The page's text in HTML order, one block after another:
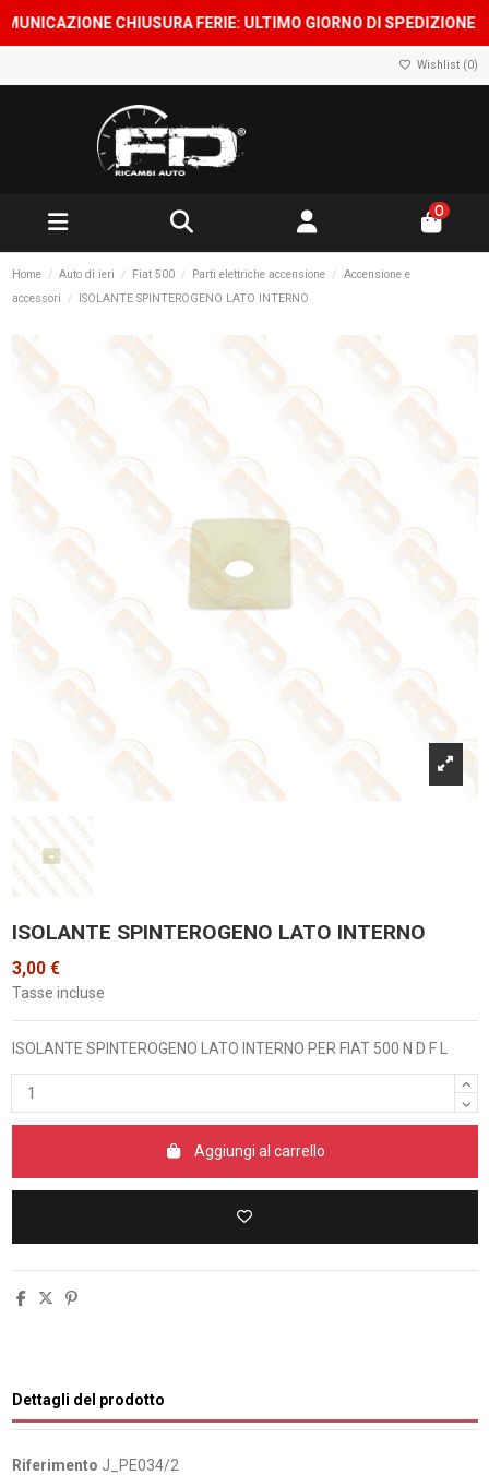
CHIUSURA FERIE: ULTIMO GIORNO DI SPEDIZIONE 7
Wishlist (0)
0
Home Auto di ieri Fiat 500 Parti elettriche accensione
Accensione e
accessori
ISOLANTE SPINTEROGENO LATO INTERNO
ISOLANTE SPINTEROGENO LATO INTERNO
3,00 €
Tasse incluse
ISOLANTE SPINTEROGENO LATO INTERNO PER FIAT 500 N D F L
Aggiungi al carrello
Dettagli del prodotto
Riferimento J_PE034/2